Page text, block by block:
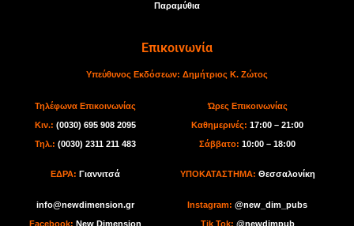
Παραμύθια
Επικοινωνία
Υπεύθυνος Εκδόσεων: Δημήτριος Κ. Ζώτος
Τηλέφωνα Επικοινωνίας
Κιν.: (0030) 695 908 2095
Τηλ.: (0030) 2311 211 483
ΕΔΡΑ: Γιαννιτσά
info@newdimension.gr
Facebook:New Dimension
Ώρες Επικοινωνίας
Καθημερινές:17:00 – 21:00
Σάββατο: 10:00 – 18:00
ΥΠΟΚΑΤΑΣΤΗΜΑ: Θεσσαλονίκη
Instagram:@new_dim_pubs
Tik Tok: @newdimpub